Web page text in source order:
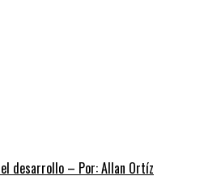
desarrollo – Por: Allan Ortíz